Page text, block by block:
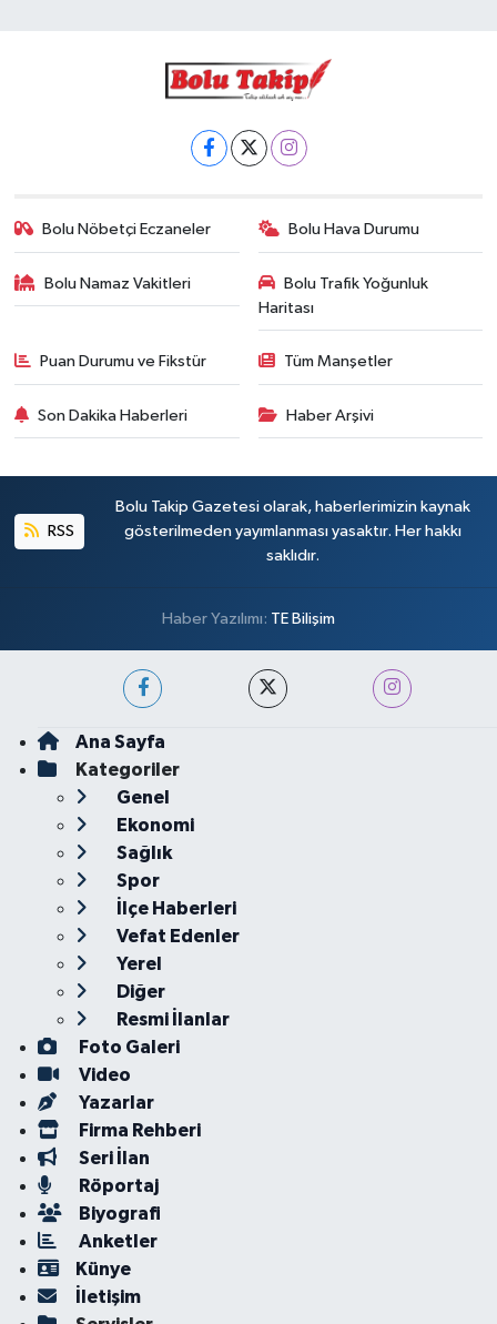
Bolu Nöbetçi Eczaneler Bolu Hava Durumu
Bolu Namaz Vakitleri
Bolu Trafik Yoğunluk
Haritası
Puan Durumu ve Fikstür Tüm Manşetler
Son Dakika Haberleri Haber Arşivi
RSS
Bolu Takip Gazetesi olarak, haberlerimizin kaynak
gösterilmeden yayımlanması yasaktır. Her hakkı
saklıdır.
Haber Yazılımı: TE Bilişim
Ana Sayfa
Kategoriler
Genel
Ekonomi
Sağlık
Spor
İlçe Haberleri
Vefat Edenler
Yerel
Diğer
Resmi İlanlar
Foto Galeri
Video
Yazarlar
Firma Rehberi
Seri İlan
Röportaj
Biyografi
Anketler
Künye
İletişim